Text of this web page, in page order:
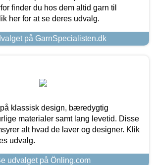
finder du hos dem altid garn til
her for at se deres udvalg.
på GarnSpecialisten.dk
klassisk design, bæredygtig
materialer samt lang levetid. Disse
alt hvad de laver og designer. Klik
udvalg.
udvalget på Önling.com